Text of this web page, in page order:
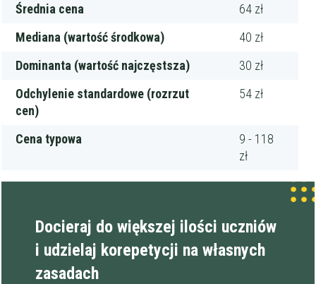
Średnia cena
64 zł
Mediana (wartość środkowa)
40 zł
Dominanta (wartość najczęstsza)
30 zł
Odchylenie standardowe (rozrzut
cen)
54 zł
Cena typowa
9 - 118
zł
Docieraj do większej ilości uczniów
i udzielaj korepetycji na własnych
zasadach